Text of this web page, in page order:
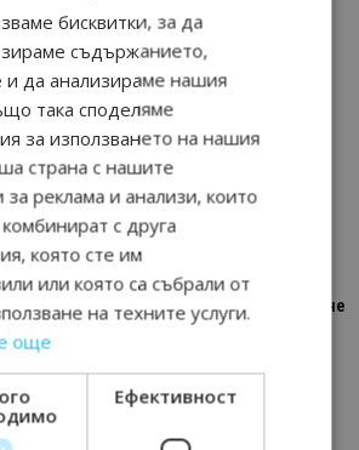
картичка от…”: Петрич – Изживяване
11/07/2026 11:22
картичка от…”: Пловдив, градът на
времена
бисквитки, за да
съдържанието,
и да анализираме нашия
така споделяме
за използването на нашия
страна с нашите
за реклама и анализи, които
с друга
която сте им
или която са събрали от
на техните услуги.
още
Ефективност